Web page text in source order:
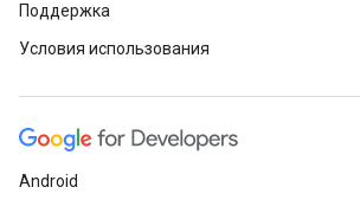
Поддержка
Условия использования
Android